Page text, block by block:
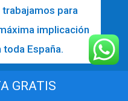
trabajamos para
implicación
España.
GRATIS